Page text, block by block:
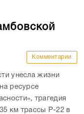
Комментарии
унесла жизни
ресурсе
трагедия
км трассы Р-22 в